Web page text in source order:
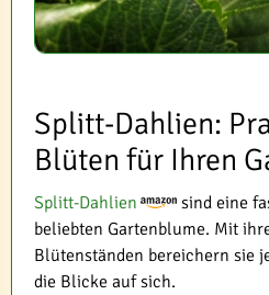
Splitt-Dahlien:
Blüten für Ihren
Splitt-Dahlien
sind eine
beliebten Gartenblume. Mit
Blütenständen bereichern sie
die Blicke auf sich.